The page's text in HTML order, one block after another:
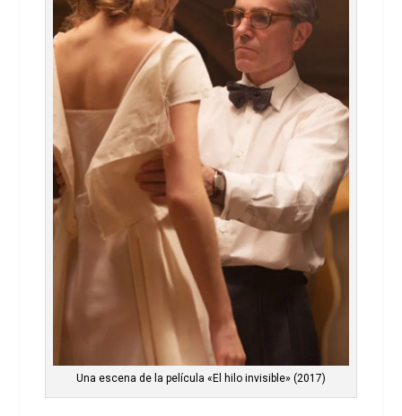
Una escena de la película «El hilo invisible» (2017)